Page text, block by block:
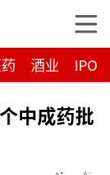
酒业 IPO
中成药批